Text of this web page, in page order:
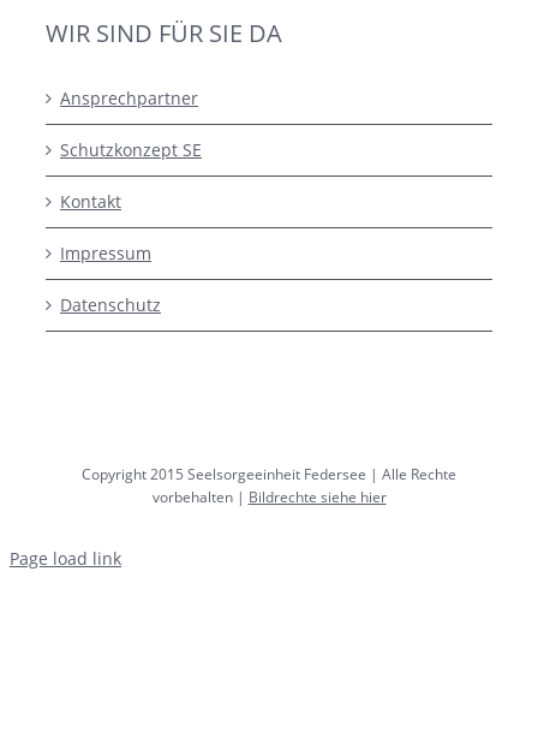
WIR SIND FÜR SIE DA
Ansprechpartner
Schutzkonzept SE
Kontakt
Impressum
Datenschutz
Copyright 2015 Seelsorgeeinheit Federsee | Alle Rechte
vorbehalten | Bildrechte siehe hier
Page load link